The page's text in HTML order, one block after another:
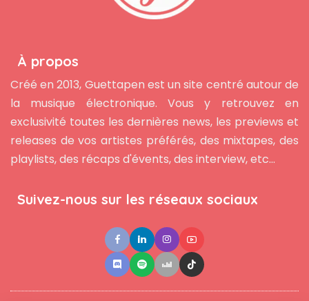
À propos
Créé en 2013, Guettapen est un site centré autour de
la musique électronique. Vous y retrouvez en
exclusivité toutes les dernières news, les previews et
releases de vos artistes préférés, des mixtapes, des
playlists, des récaps d'évents, des interview, etc...
Suivez-nous sur les réseaux sociaux